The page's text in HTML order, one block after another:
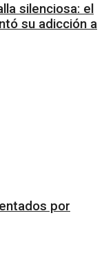
silenciosa: el
su adicción a
por